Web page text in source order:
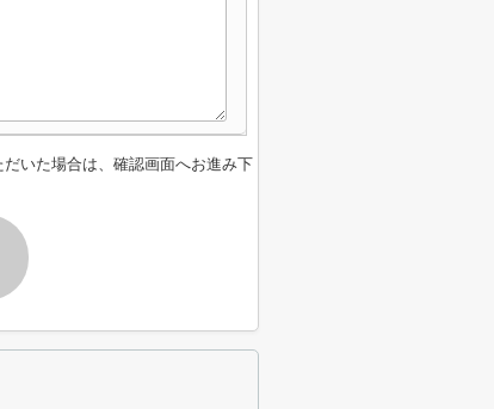
いた場合は、確認画面へお進み下